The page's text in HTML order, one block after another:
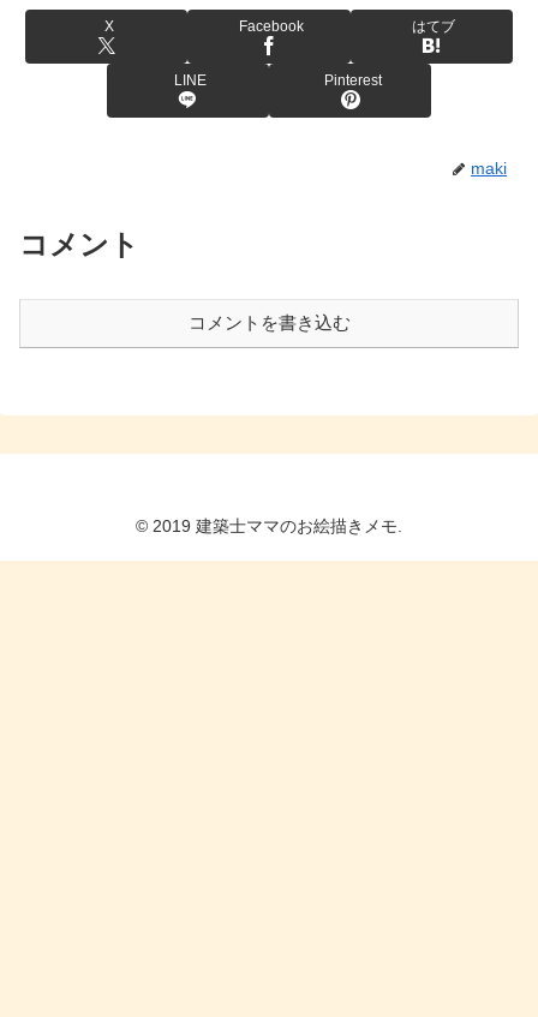
X Facebook はてブ
LINE Pinterest
maki
コメント
コメントを書き込む
© 2019 建築士ママのお絵描きメモ.